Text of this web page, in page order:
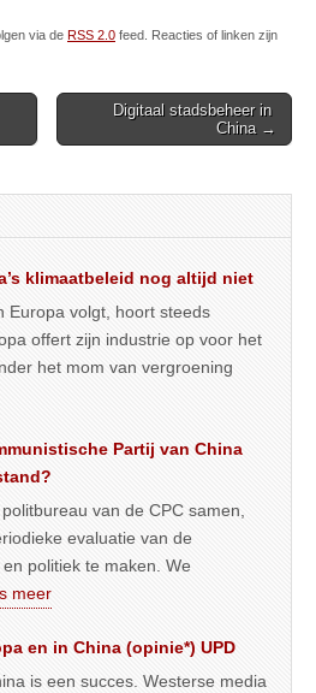
via de RSS 2.0 feed. Reacties of linken zijn
Digitaal stadsbeheer in
China →
klimaatbeleid nog altijd niet
Europa volgt, hoort steeds
offert zijn industrie op voor het
het mom van vergroening
Partij van China
van de CPC samen,
evaluatie van de
politiek te maken. We
meer
en in China (opinie*) UPD
is een succes. Westerse media